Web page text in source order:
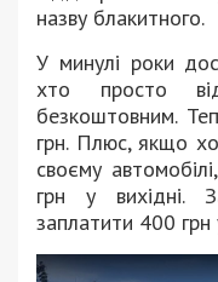
назву блакитного.
У минулі роки
хто просто
безкоштовним.
грн. Плюс, якщо
своєму
грн у вихідні.
заплатити 400